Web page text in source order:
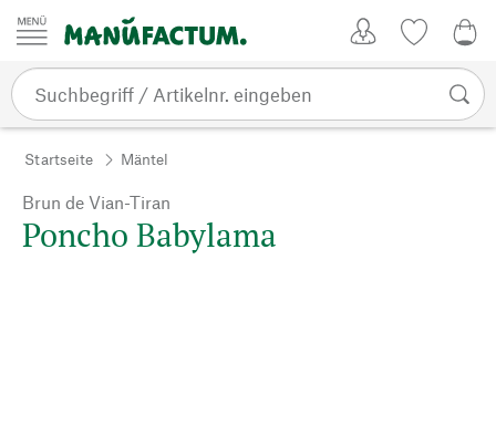
Zum Inhalt springen
Startseite Mäntel
Brun de Vian-Tiran
Poncho Babylama